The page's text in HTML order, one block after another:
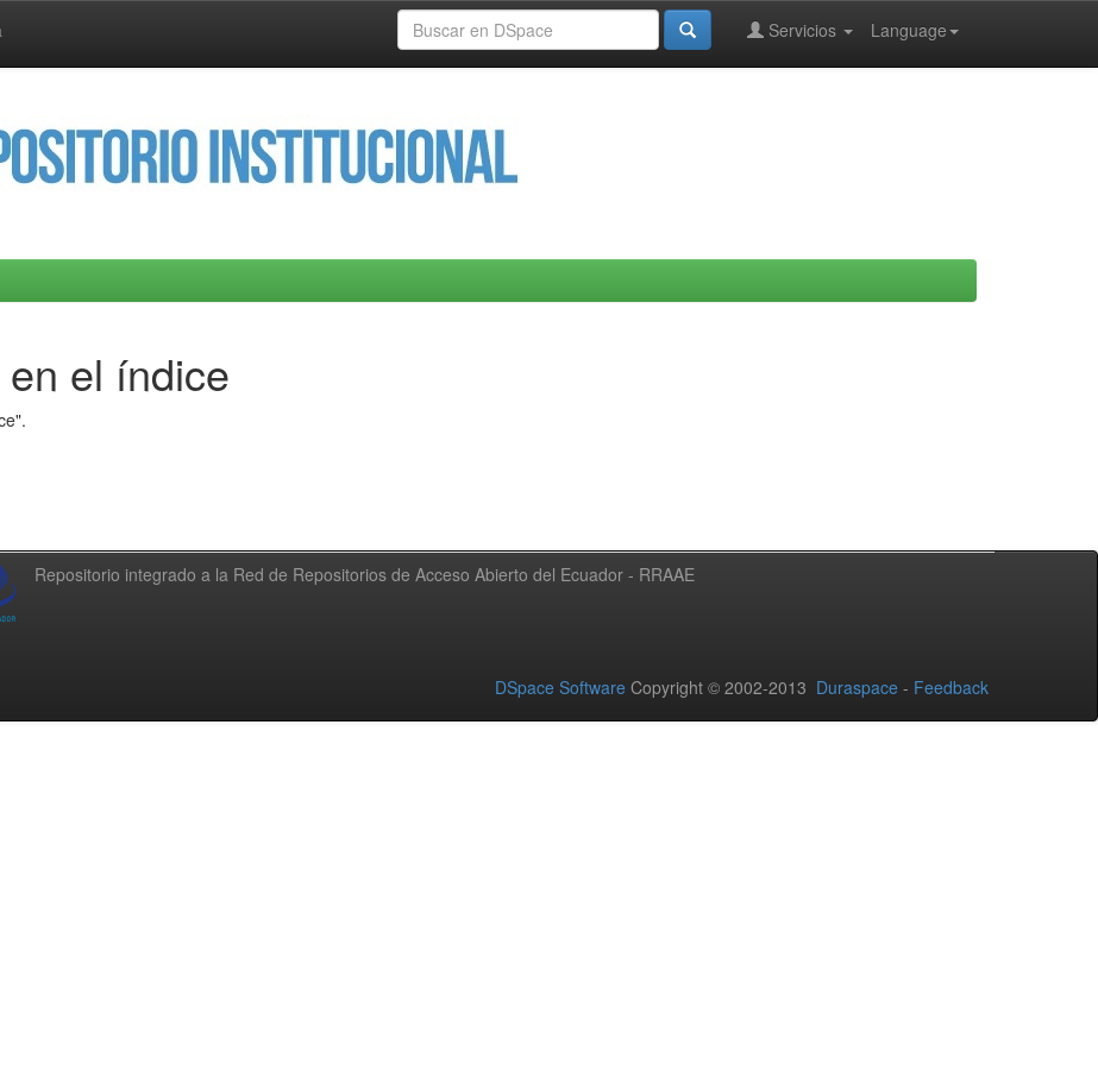
Language
Servicios
el índice
Repositorio integrado a la Red de Repositorios de Acceso Abierto del Ecuador - RRAAE
DSpace Software Copyright © 2002-2013 Duraspace - Feedback